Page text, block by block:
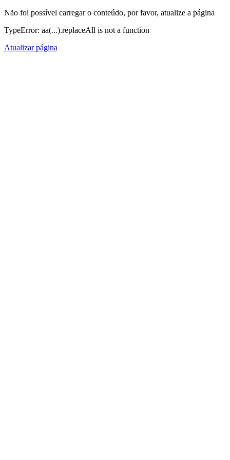
Não foi possível carregar o conteúdo, por favor, atualize a página
TypeError: aa(...).replaceAll is not a function
Atualizar página